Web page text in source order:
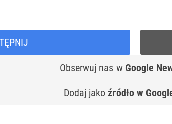
Obserwuj nas w Google
Dodaj jako źródło w